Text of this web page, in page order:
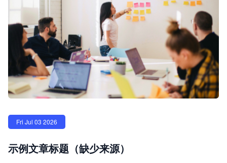
Fri Jul 03 2026
示例文章标题（缺少来源）